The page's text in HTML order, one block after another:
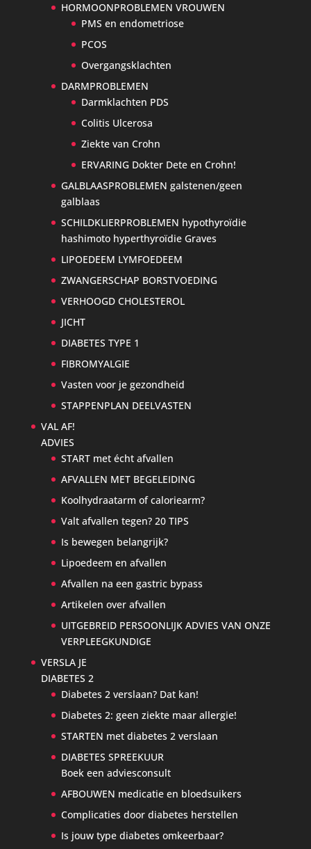
HORMOONPROBLEMEN VROUWEN
PMS en endometriose
PCOS
Overgangsklachten
DARMPROBLEMEN
Darmklachten PDS
Colitis Ulcerosa
Ziekte van Crohn
ERVARING Dokter Dete en Crohn!
GALBLAASPROBLEMEN galstenen/geen
galblaas
SCHILDKLIERPROBLEMEN hypothyroïdie
hashimoto hyperthyroïdie Graves
LIPOEDEEM LYMFOEDEEM
ZWANGERSCHAP BORSTVOEDING
VERHOOGD CHOLESTEROL
JICHT
DIABETES TYPE 1
FIBROMYALGIE
Vasten voor je gezondheid
STAPPENPLAN DEELVASTEN
VAL AF!
ADVIES
START met écht afvallen
AFVALLEN MET BEGELEIDING
Koolhydraatarm of caloriearm?
Valt afvallen tegen? 20 TIPS
Is bewegen belangrijk?
Lipoedeem en afvallen
Afvallen na een gastric bypass
Artikelen over afvallen
UITGEBREID PERSOONLIJK ADVIES VAN ONZE
VERPLEEGKUNDIGE
VERSLA JE
DIABETES 2
Diabetes 2 verslaan? Dat kan!
Diabetes 2: geen ziekte maar allergie!
STARTEN met diabetes 2 verslaan
DIABETES SPREEKUUR
Boek een adviesconsult
AFBOUWEN medicatie en bloedsuikers
Complicaties door diabetes herstellen
Is jouw type diabetes omkeerbaar?